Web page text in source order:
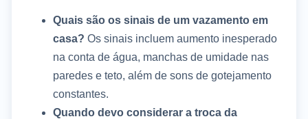
Quais são os sinais de um vazamento em
casa? Os sinais incluem aumento inesperado
na conta de água, manchas de umidade nas
paredes e teto, além de sons de gotejamento
constantes.
Quando devo considerar a troca da